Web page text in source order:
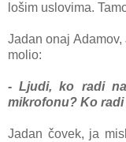
lošim uslovima.
Jadan onаj Adаmov,
molio:
- Ljudi, ko rаdi
mikrofonu? Ko
Jаdаn čovek, jа